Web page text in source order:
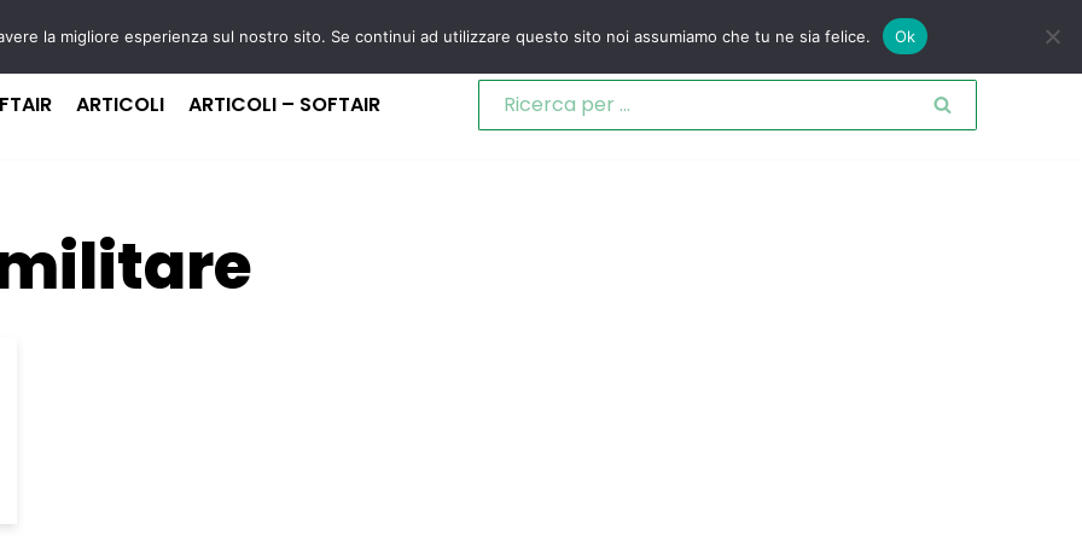
ARTICOLI ARTICOLI – SOFTAIR
la migliore esperienza sul nostro sito. Se continui ad utilizzare questo sito noi assumiamo che tu ne sia felice. Ok